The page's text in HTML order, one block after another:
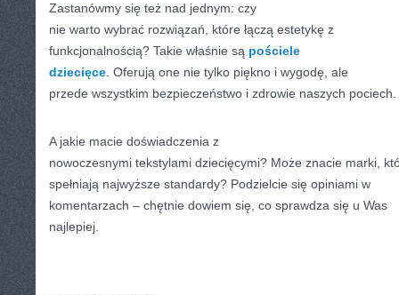
Zastanówmy się też nad jednym: czy
nie warto wybrać rozwiązań, które łączą estetykę z
funkcjonalnością? Takie właśnie są pościele
dziecięce . Oferują one nie tylko piękno i wygodę, ale
przede wszystkim bezpieczeństwo i zdrowie naszych pociech.
A jakie macie doświadczenia z
nowoczesnymi tekstylami dziecięcymi? Może znacie marki,
spełniają najwyższe standardy? Podzielcie się opiniami w
komentarzach – chętnie dowiem się, co sprawdza się u Was
najlepiej.